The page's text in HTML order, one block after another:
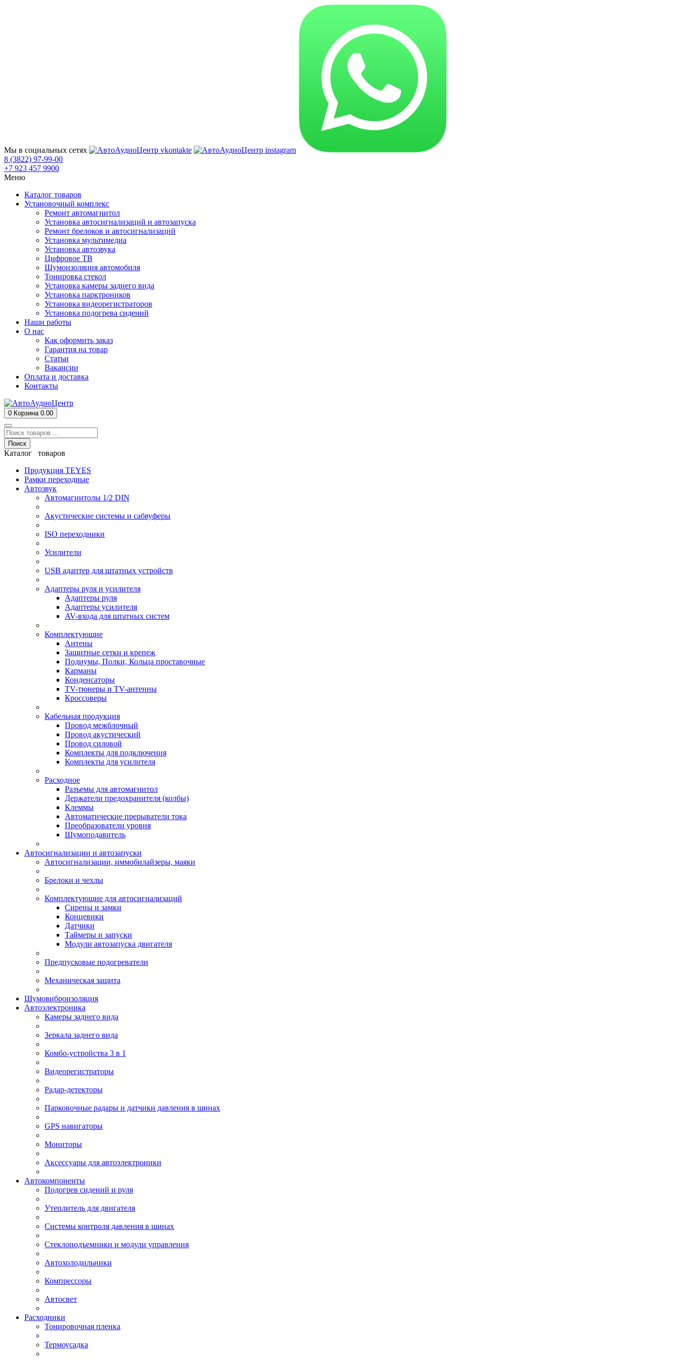
Мы в социальных сетях
8 (3822) 97-99-00
+7 923 457 9900
Меню
Каталог товаров
Установочный комплекс
Ремонт автомагнитол
Установка автосигнализаций и автозапуска
Ремонт брелоков и автосигнализаций
Установка мультимедиа
Установка автозвука
Цифровое ТВ
Шумоизоляция автомобиля
Тонировка стекол
Установка камеры заднего вида
Установка парктроников
Установка видеорегистраторов
Установка подогрева сидений
Наши работы
О нас
Как оформить заказ
Гарантия на товар
Статьи
Вакансии
Оплата и доставка
Контакты
0 Корзина 0.00
Поиск
Каталог товаров
Продукция TEYES
Рамки переходные
Автозвук
Автомагнитолы 1/2 DIN
Акустические системы и сабвуферы
ISO переходники
Усилители
USB адаптер для штатных устройств
Адаптеры руля и усилителя
Адаптеры руля
Адаптеры усилителя
AV-входа для штатных систем
Комплектующие
Антены
Защитные сетки и крепеж
Подиумы, Полки, Кольца проставочные
Карманы
Конденсаторы
TV-тюнеры и TV-антенны
Кроссоверы
Кабельная продукция
Провод межблочный
Провод акустический
Провод силовой
Комплекты для подключения
Комплекты для усилителя
Расходное
Разъемы для автомагнитол
Держатели предохранителя (колбы)
Клеммы
Автоматические прерыватели тока
Преобразователи уровня
Шумоподавитель
Автосигнализации и автозапуски
Автосигнализации, иммобилайзеры, маяки
Брелоки и чехлы
Комплектующие для автосигнализаций
Сирены и замки
Концевики
Датчики
Таймеры и запуски
Модули автозапуска двигателя
Предпусковые подогреватели
Механическая защита
Шумовиброизоляция
Автоэлектроника
Камеры заднего вида
Зеркала заднего вида
Комбо-устройства 3 в 1
Видеорегистраторы
Радар-детекторы
Парковочные радары и датчики давления в шинах
GPS навигаторы
Мониторы
Аксессуары для автоэлектроники
Автокомпоненты
Подогрев сидений и руля
Утеплитель для двигателя
Системы контроля давления в шинах
Стеклоподъемники и модули управления
Автохолодильники
Компрессоры
Автосвет
Расходники
Тонировочная пленка
Термоусадка